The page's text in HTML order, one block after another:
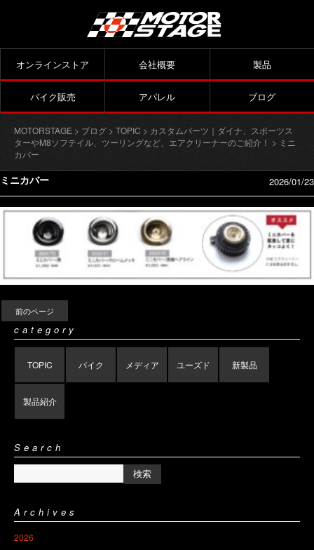
オンラインストア 会社概要 製品
バイク販売 アパレル ブログ
MOTORSTAGE > ブログ > TOPIC > カスタムパーツ｜ダイナ、スポーツス
ターやM8ソフテイル、ツーリングなど、エアクリーナーのご紹介！ > ミニ
カバー
ミニカバー 2026/01/23
前のページ
category
TOPIC バイク メディア ユーズド 新製品
製品紹介
Search
Archives
2026